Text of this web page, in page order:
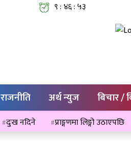
९ : ४६ : ५४
राजनीति अर्थ न्युज बिचार /
दुःख नदिने प्राङ्गणमा लिङ्गो उठाएपछि